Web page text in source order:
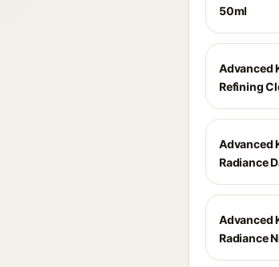
50ml
Advanced
Refining
Advanced
Radiance
Advanced
Radiance